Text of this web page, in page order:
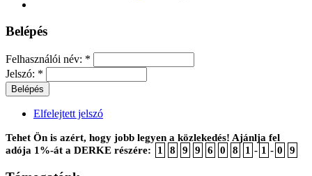
Belépés
Felhasználói név: *
Jelszó: *
Elfelejtett jelszó
Tehet Ön is azért, hogy jobb legyen a közlekedés! Ajánlja fel
adója 1%-át a DERKE részére:
1 8 9 9 6 0 8 1 - 1 - 0 9